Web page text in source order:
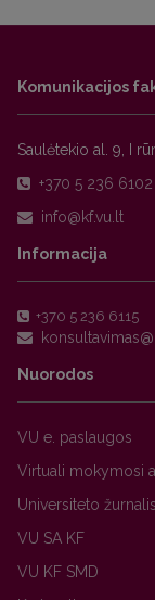
Komunikacijos
Saulėtekio al. 9, I
+370 5 236 6102
Informacija
+370 5 236 6115
Nuorodos
VU e. paslaugos
Virtuali mokymosi
Universiteto
VU SA KF
VU KF SMD